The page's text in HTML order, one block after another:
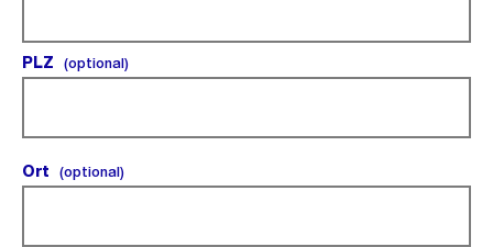
PLZ (optional)(optional).
Ort (optional)(optional).